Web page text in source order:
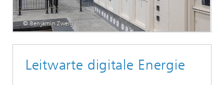
© Benjamin Zweig
Leitwarte digitale Energie